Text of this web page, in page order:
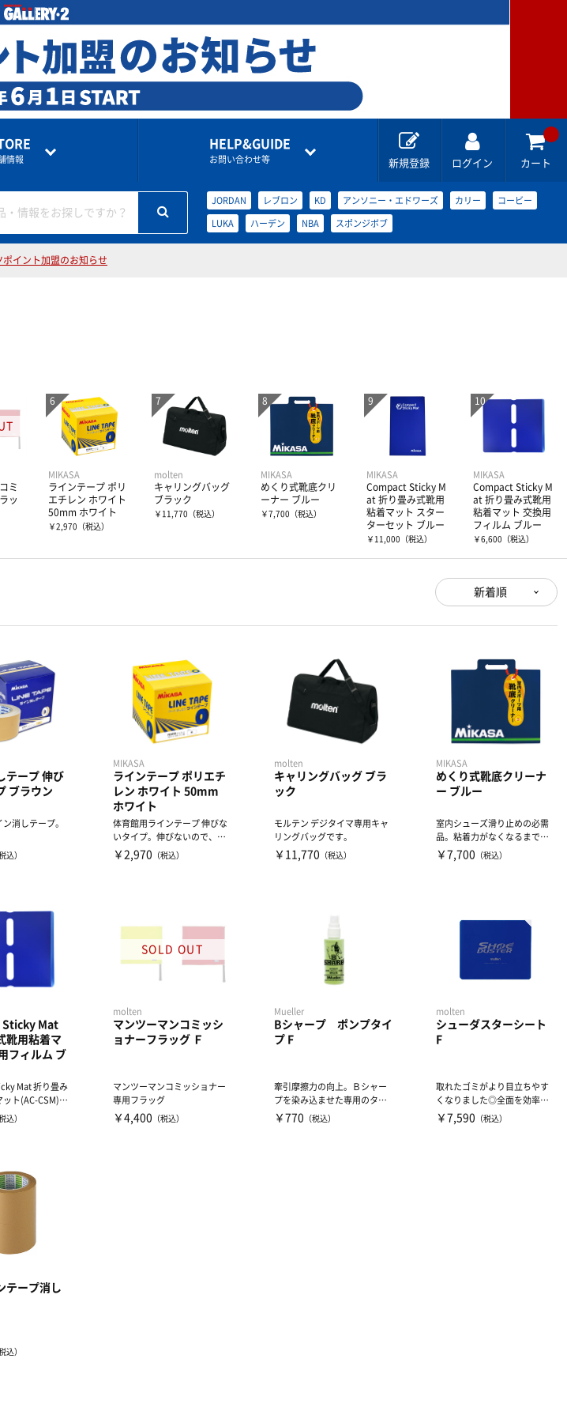
情報
HELP&GUIDE
お問い合わせ等 新規登録 ログイン カート
・情報をお探しですか？
JORDAN レブロン KD アンソニー・エドワーズ カリー コービー
LUKA ハーデン NBA スポンジボブ
ポイント加盟のお知らせ
ミ
ッ
MIKASA
ラインテープ ポリ
エチレン ホワイト
50mm ホワイト
￥2,970 （税込）
molten
キャリングバッグ
ブラック
￥11,770 （税込）
MIKASA
めくり式靴底クリ
ーナー ブルー
￥7,700 （税込）
MIKASA
Compact Sticky M
at 折り畳み式靴用
粘着マット スター
ターセット ブルー
￥11,000 （税込）
MIKASA
Compact Sticky M
at 折り畳み式靴用
粘着マット 交換用
フィルム ブルー
￥6,600 （税込）
新着順
テープ 伸び
ブラウン
消しテープ。
込）
MIKASA
ラインテープ ポリエチ
レン ホワイト 50mm
ホワイト
体育館用ラインテープ 伸びな
いタイプ。伸びないので、直
線を引くのに適していま
す。...
￥2,970 （税込）
molten
キャリングバッグ ブラ
ック
モルテン デジタイマ専用キャ
リングバッグです。
￥11,770 （税込）
MIKASA
めくり式靴底クリーナ
ー ブルー
室内シューズ滑り止めの必需
品。粘着力がなくなるまで使
え、なくなればシートをめく
￥7,700 （税込）
Mat
靴用粘着マ
フィルム ブ
Mat 折り畳み
ト(AC-CSM)
込）
molten
マンツーマンコミッシ
ョナーフラッグ Ｆ
マンツーマンコミッショナー
専用フラッグ
￥4,400 （税込）
Mueller
Bシャープ ポンプタイ
プ F
牽引摩擦力の向上。Ｂシャー
プを染み込ませた専用のタオ
ルを使用して、室内競技のシ
￥770 （税込）
molten
シューダスターシート
F
取れたゴミがより目立ちやす
くなりました◎全面を効率的
に使えます
￥7,590 （税込）
テープ消し
込）